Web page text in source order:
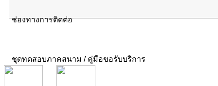
ช่องทางการติดต่อ
ชุดทดสอบภาคสนาม / คู่มือขอรับบริการ